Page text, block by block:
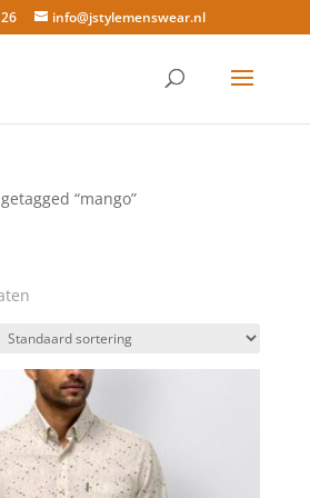
info@jstylemenswear.nl
“mango”